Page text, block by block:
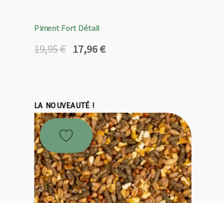
Piment Fort Détail
19,95€
Le
19,95 €.
17,96€
Le
17,96 €.
LA NOUVEAUTÉ !